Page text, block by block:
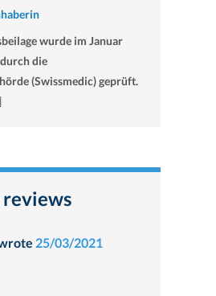
wurde im Januar
die
(Swissmedic) geprüft.
25/03/2021